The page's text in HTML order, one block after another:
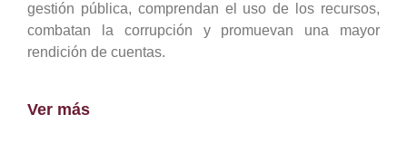
gestión pública, comprendan el uso de los recursos,
combatan la corrupción y promuevan una mayor
rendición de cuentas.
Ver más